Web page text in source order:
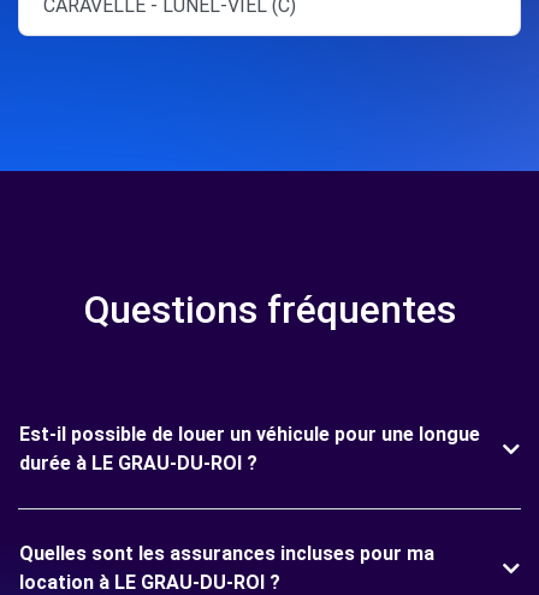
CARAVELLE - LUNEL-VIEL (C)
Questions fréquentes
Est-il possible de louer un véhicule pour une longue
durée à LE GRAU-DU-ROI ?
Quelles sont les assurances incluses pour ma
location à LE GRAU-DU-ROI ?